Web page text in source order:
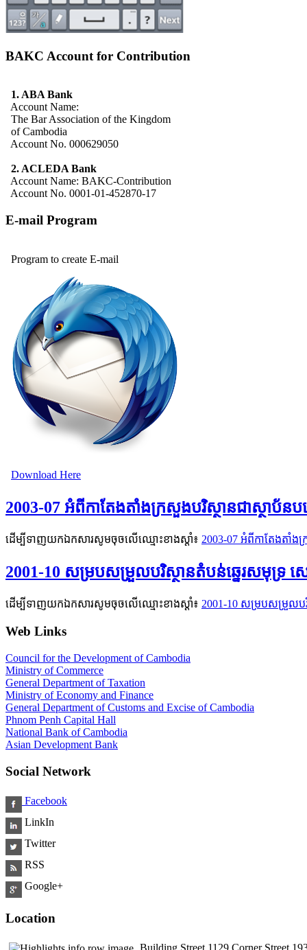
BAKC Account for Contribution
1. ABA Bank
Account Name:
The Bar Association of the Kingdom
of Cambodia
Account No. 000629050
2. ACLEDA Bank
Account Name: BAKC-Contribution
Account No. 0001-01-452870-17
E-mail Program
Program to create E-mail
Download Here
2003-07 អំពីកាតែងតាំងក្រសួងបរិស្ថានជាស្ថាប័
ដើម្បីទាញយកឯកសារសូមចុចលើឈ្មោះខាងស្តាំ៖ 2003-07 អំពីកាតែងតាំង
2001-10 សម្របសម្រួលបរិស្ថានតំបន់ឆ្នេរសមុទ្រ
ដើម្បីទាញយកឯកសារសូមចុចលើឈ្មោះខាងស្តាំ៖ 2001-10 សម្របសម្រួលប
Web Links
Council for the Development of Cambodia
Ministry of Commerce
General Department of Taxation
Ministry of Economy and Finance
General Department of Customs and Excise of Cambodia
Phnom Penh Capital Hall
National Bank of Cambodia
Asian Development Bank
Social Network
Facebook
LinkIn
Twitter
RSS
Google+
Location
Building Street 1129 Corner Street